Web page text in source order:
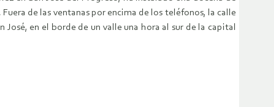
de las ventanas por encima de los teléfonos, la calle
en el borde de un valle una hora al sur de la capital